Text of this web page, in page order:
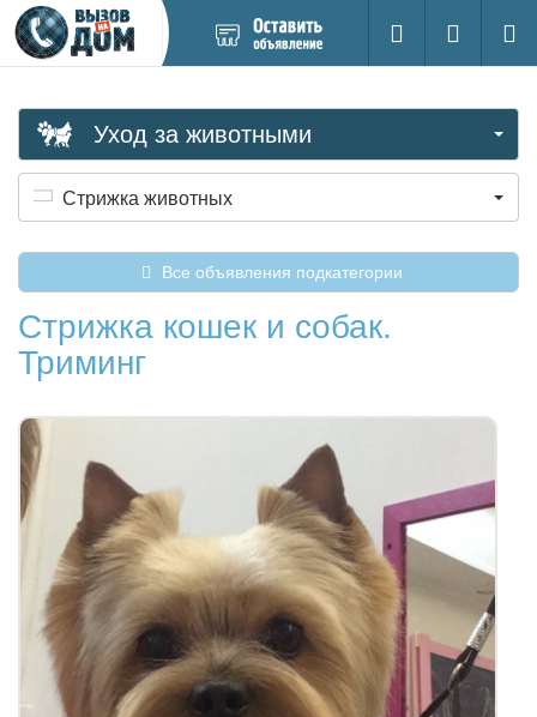
новое
Поиск
Вход на
Уход за животными
Стрижка животных
Все объявления подкатегории
Стрижка кошек и собак.
Триминг